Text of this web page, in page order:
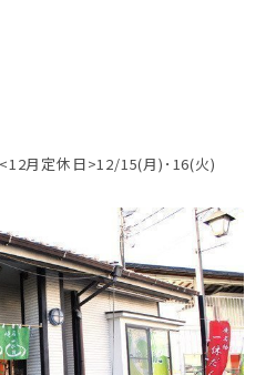
<12月定休日>12/15(月)･16(火)